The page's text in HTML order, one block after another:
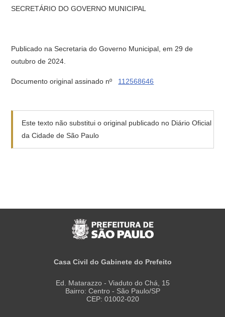
SECRETÁRIO DO GOVERNO MUNICIPAL
Publicado na Secretaria do Governo Municipal, em 29 de
outubro de 2024.
Documento original assinado nº 112568646
Este texto não substitui o original publicado no Diário Oficial
da Cidade de São Paulo
Casa Civil do Gabinete do Prefeito
Ed. Matarazzo - Viaduto do Chá, 15
Bairro: Centro - São Paulo/SP
CEP: 01002-020